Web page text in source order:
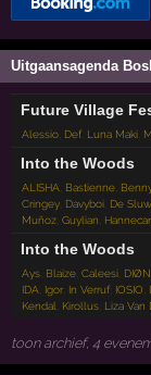
Uitgaansagenda
Future Village
Alessio Def Luna Maki
Into the Woods
ALISHA Bastienne
Cringey Davyboi De
Muñoz ,Guylian
Into the Woods
Ays Blaize ,Caleesi DIØN
IDA Igor In Verruf IOSIO
Kendal Kirollus Liza Van
toon archief, 4